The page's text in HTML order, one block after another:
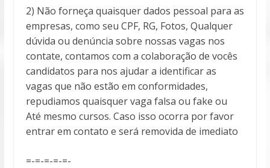
2) Não forneça quaisquer dados pessoal para as
empresas, como seu CPF, RG, Fotos, Qualquer
dúvida ou denúncia sobre nossas vagas nos
contate, contamos com a colaboração de vocês
candidatos para nos ajudar a identificar as
vagas que não estão em conformidades,
repudiamos quaisquer vaga falsa ou fake ou
Até mesmo cursos. Caso isso ocorra por favor
entrar em contato e será removida de imediato
=-=-=-=-=-